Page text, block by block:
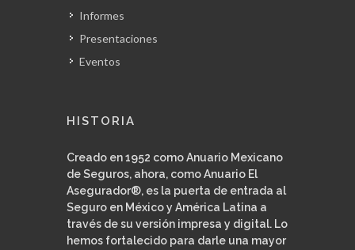
Informes
Presentaciones
Eventos
HISTORIA
Creado en 1952 como Anuario Mexicano
de Seguros, ahora, como Anuario El
Asegurador®, es la puerta de entrada al
Seguro en México y América Latina a
través de su versión impresa y digital. Lo
hemos fortalecido para darle una mayor